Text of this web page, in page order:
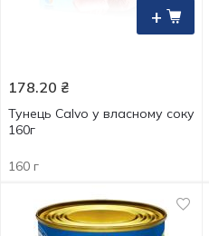
+
178.20 ₴
Тунець Calvo у власному соку
160г
160 г